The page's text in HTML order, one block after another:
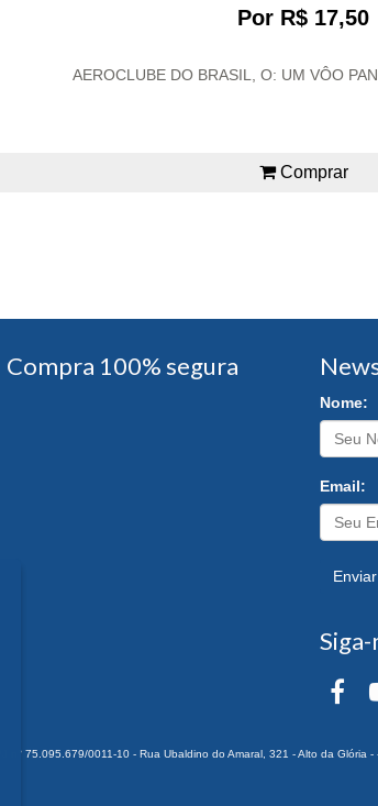
Por R$ 17,50
AEROCLUBE DO BRASIL, O: UM VÔO
Comprar
Compra 100% segura
Nome:
Email:
Enviar
n° 75.095.679/0011-10 - Rua Ubaldino do Amaral, 321 - Alto da Glória -